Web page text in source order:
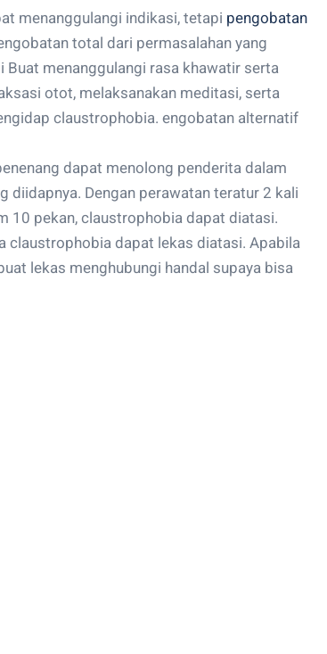
menanggulangi indikasi, tetapi pengobatan
total dari permasalahan yang
Buat menanggulangi rasa khawatir serta
otot, melaksanakan meditasi, serta
claustrophobia. engobatan alternatif
dapat menolong penderita dalam
diidapnya. Dengan perawatan teratur 2 kali
10 pekan, claustrophobia dapat diatasi.
claustrophobia dapat lekas diatasi. Apabila
lekas menghubungi handal supaya bisa